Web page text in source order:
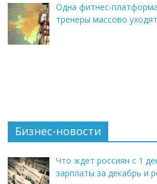
Одна фитнес-
тренеры массово
Бизнес-новости
Что ждет россиян с 1
зарплаты за декабрь и